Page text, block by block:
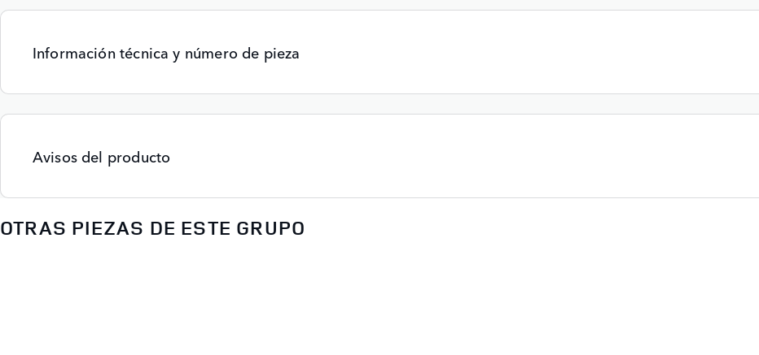
Información técnica y número de pieza
Avisos del producto
OTRAS PIEZAS DE ESTE GRUPO